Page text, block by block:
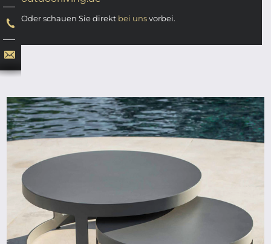
Oder schauen Sie direkt bei unsvorbei.
ab